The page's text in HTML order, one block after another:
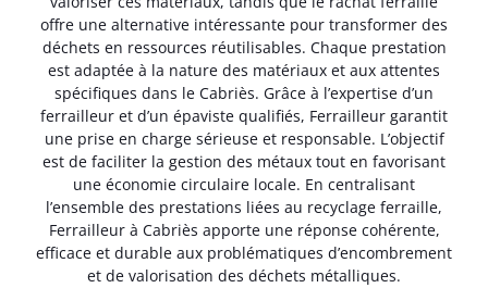
offre une alternative intéressante pour transformer des
déchets en ressources réutilisables. Chaque prestation
est adaptée à la nature des matériaux et aux attentes
spécifiques dans le Cabriès. Grâce à l’expertise d’un
ferrailleur et d’un épaviste qualifiés, Ferrailleur garantit
une prise en charge sérieuse et responsable. L’objectif
est de faciliter la gestion des métaux tout en favorisant
une économie circulaire locale. En centralisant
l’ensemble des prestations liées au recyclage ferraille,
Ferrailleur à Cabriès apporte une réponse cohérente,
efficace et durable aux problématiques d’encombrement
et de valorisation des déchets métalliques.